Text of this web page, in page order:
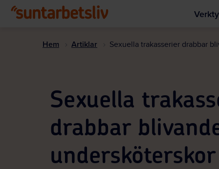
Hem Artiklar Sexuella trakasserier drabbar
Sexuella
drabbar
undersköterskor